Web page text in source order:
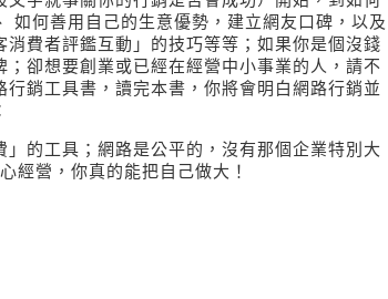
如何善用自己的生意優勢，建立網友口碑，以及
消費者評鑑互動」的技巧等等；如果你是個沒錢
；卻想要創業或已經在經營中小事業的人，請不
銷工具書，讀完本書，你將會明白網路行銷並
的工具；網路是公平的，沒有那個企業特別大
經營，你真的能把自己做大！